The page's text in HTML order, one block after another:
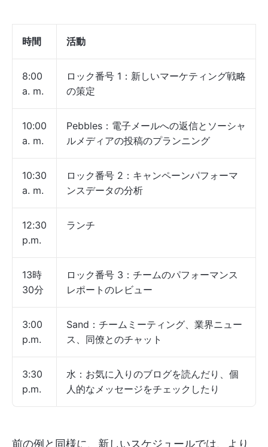
時間 活動
8:00
a. m.
ロック番号 1：新しいマーケティング戦略
の策定
10:00
a. m.
Pebbles：電子メールへの返信とソーシャ
ルメディアの投稿のプランニング
10:30
a. m.
ロック番号 2：キャンペーンパフォーマ
ンスデータの分析
12:30
p.m.
ランチ
13時
30分
ロック番号 3：チームのパフォーマンス
レポートのレビュー
3:00
p.m.
Sand：チームミーティング、業界ニュー
ス、同僚とのチャット
3:30
p.m.
水：お気に入りのブログを読んだり、個
人的なメッセージをチェックしたり
前の例と同様に、新しいスケジュールでは、より